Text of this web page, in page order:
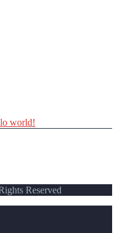
world!
Reserved